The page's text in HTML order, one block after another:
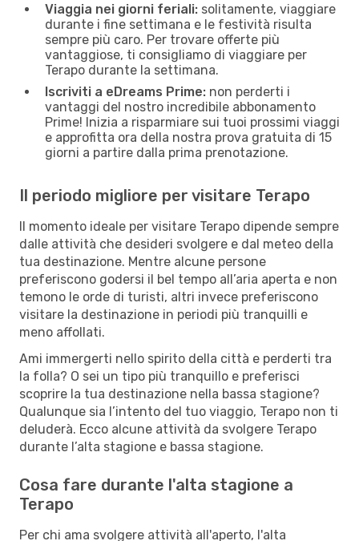
Viaggia nei giorni feriali: solitamente, viaggiare
durante i fine settimana e le festività risulta
sempre più caro. Per trovare offerte più
vantaggiose, ti consigliamo di viaggiare per
Terapo durante la settimana.
Iscriviti a eDreams Prime: non perderti i
vantaggi del nostro incredibile abbonamento
Prime! Inizia a risparmiare sui tuoi prossimi viaggi
e approfitta ora della nostra prova gratuita di 15
giorni a partire dalla prima prenotazione.
Il periodo migliore per visitare Terapo
Il momento ideale per visitare Terapo dipende sempre
dalle attività che desideri svolgere e dal meteo della
tua destinazione. Mentre alcune persone
preferiscono godersi il bel tempo all’aria aperta e non
temono le orde di turisti, altri invece preferiscono
visitare la destinazione in periodi più tranquilli e
meno affollati.
Ami immergerti nello spirito della città e perderti tra
la folla? O sei un tipo più tranquillo e preferisci
scoprire la tua destinazione nella bassa stagione?
Qualunque sia l’intento del tuo viaggio, Terapo non ti
deluderà. Ecco alcune attività da svolgere Terapo
durante l’alta stagione e bassa stagione.
Cosa fare durante l'alta stagione a
Terapo
Per chi ama svolgere attività all'aperto, l'alta